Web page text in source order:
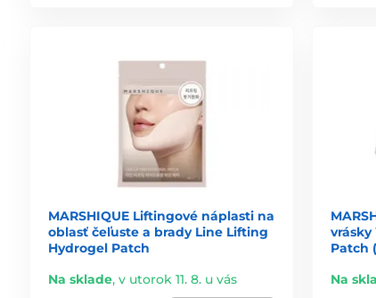
japonskú masku?
a inovatívnych aktívnych látkach?
a minimum parfumácie?
každá však prináša iný typ zážitku a výsledku.
MARSHIQUE Liftingové náplasti na
oblasť čeľuste a brady Line Lifting
Hydrogel Patch
Na sklade, v utorok 11. 8. u vás
Patch
Na